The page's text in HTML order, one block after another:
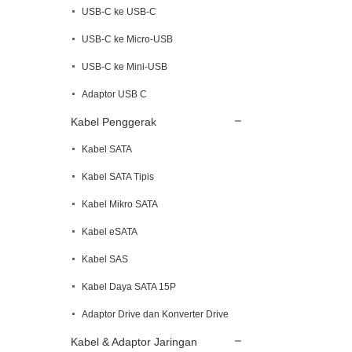
USB-C ke USB-C
USB-C ke Micro-USB
USB-C ke Mini-USB
Adaptor USB C
Kabel Penggerak
Kabel SATA
Kabel SATA Tipis
Kabel Mikro SATA
Kabel eSATA
Kabel SAS
Kabel Daya SATA 15P
Adaptor Drive dan Konverter Drive
Kabel & Adaptor Jaringan